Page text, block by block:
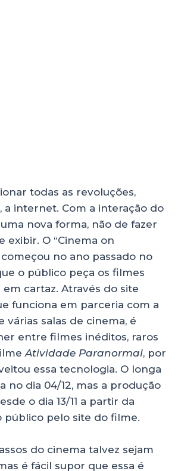
todas as revoluções,
a internet. Com a interação do
nova forma, não de fazer
exibir. O “Cinema on
no ano passado no
o público peça os filmes
cartaz. Através do site
funciona em parceria com a
várias salas de cinema, é
entre filmes inéditos, raros
Atividade Paranormal, por
essa tecnologia. O longa
no dia 04/12, mas a produção
o dia 13/11 a partir da
público pelo site do filme.
do cinema talvez sejam
é fácil supor que essa é